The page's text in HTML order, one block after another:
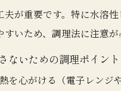
夫が重要です。特に水溶
いため、調理法に注意が
ないための調理ポイント
を心がける（電子レンジ